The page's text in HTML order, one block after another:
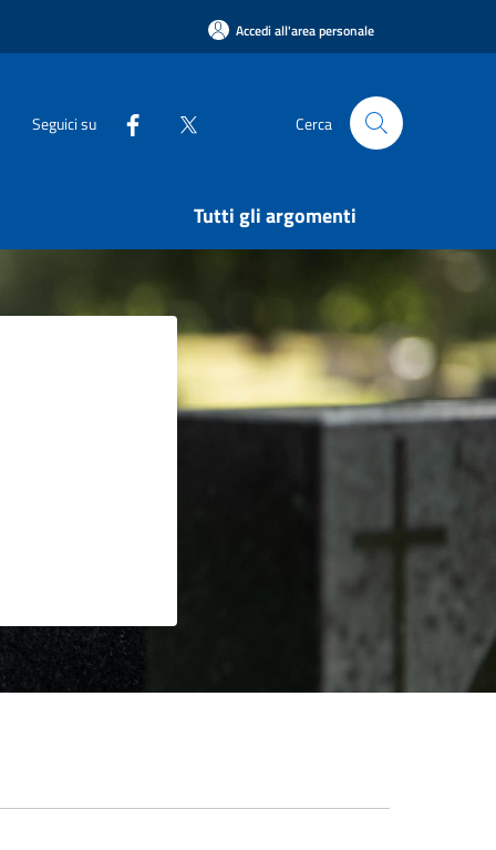
Accedi all'area personale
Seguici su Cerca
Tutti gli argomenti